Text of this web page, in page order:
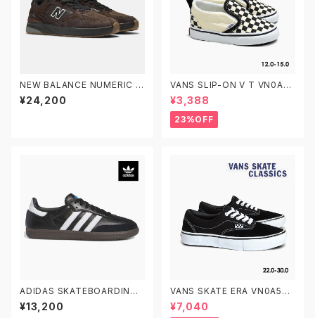
NEW BALANCE NUMERIC ニ
ューバランス ヌメリック アンドリ
ュー・レイノルズ 933 NM933
¥24,200
VANS SLIP-ON V T VN0A3
4885GX CHECKERBOARD
BLACK/WHITE 12.0-15.0 ヴ
ァンズ クラシック スリッポン ベ
ルクロ ベビーシューズ
¥3,388
23%OFF
ADIDAS SKATEBOARDING
SAMBA ADV IE3100 22.5-2
9.0 アディダス スケートボーデ
¥13,200
VANS SKATE ERA VN0A5FC
9Y28 22.0-30.0 ヴァンズ ス
ケートエラ
¥7,040